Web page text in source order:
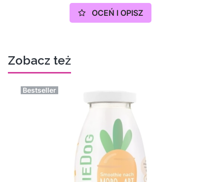
OCEŃ I OPISZ
Zobacz też
Bestseller